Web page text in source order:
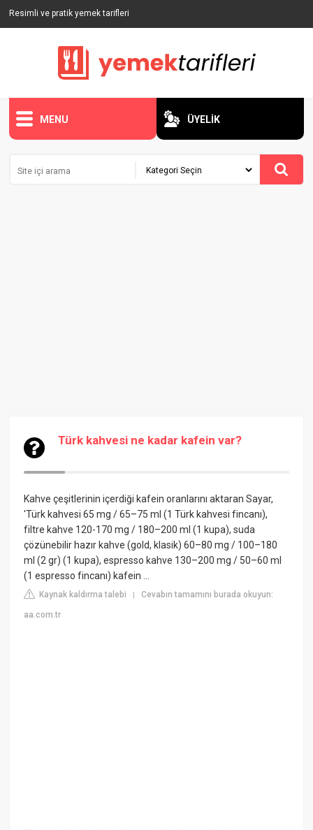
Resimli ve pratik yemek tarifleri
MENU ÜYELİK
Türk kahvesi ne kadar kafein var?
Kahve çeşitlerinin içerdiği kafein oranlarını aktaran Sayar,
'Türk kahvesi 65 mg / 65–75 ml (1 Türk kahvesi fincanı),
filtre kahve 120-170 mg / 180–200 ml (1 kupa), suda
çözünebilir hazır kahve (gold, klasik) 60–80 mg / 100–180
ml (2 gr) (1 kupa), espresso kahve 130–200 mg / 50–60 ml
(1 espresso fincanı) kafein ...
Kaynak kaldırma talebi |Cevabın tamamını burada okuyun:
aa.com.tr